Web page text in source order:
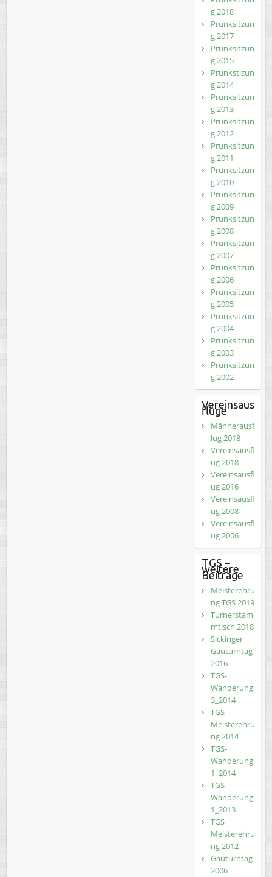
g 2018
Prunksitzun
g 2017
Prunksitzun
g 2015
Prunkstizun
g 2014
Prunksitzun
g 2013
Prunksitzun
g 2012
Prunksitzun
g 2011
Prunksitzun
g 2010
Prunksitzun
g 2009
Prunksitzun
g 2008
Prunksitzun
g 2007
Prunksitzun
g 2006
Prunksitzun
g 2005
Prunksitzun
g 2004
Prunksitzun
g 2003
Prunksitzun
g 2002
Vereinsaus
flüge
Männerausf
lug 2018
Vereinsausfl
ug 2018
Vereinsausfl
ug 2016
Vereinsausfl
ug 2008
Vereinsausfl
ug 2006
TGS –
weitere
Beiträge
Meisterehru
ng TGS 2019
Turnerstam
mtisch 2018
Sickinger
Gauturntag
2016
TGS-
Wanderung
3_2014
TGS
Meisterehru
ng 2014
TGS-
Wanderung
1_2014
TGS-
Wanderung
1_2013
TGS
Meisterehru
ng 2012
Gauturntag
2006